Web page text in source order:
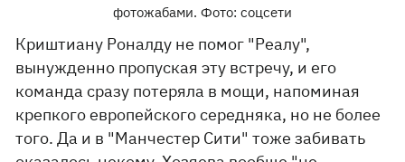
фотожабами. Фото: соцсети
Криштиану Роналду не помог "Реалу",
вынужденно пропуская эту встречу, и его
команда сразу потеряла в мощи, напоминая
крепкого европейского середняка, но не более
того. Да и в "Манчестер Сити" тоже забивать